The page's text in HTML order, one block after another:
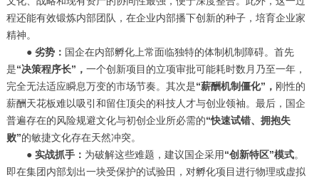
程还能有效锻炼内部团队，在企业内部播下创新的种子，培育企业家
精神。
●劣势： 国企在内部孵化上常面临独特的体制机制障碍。首先
是“决策程序长”， 一个创新项目的立项审批可能耗时数月乃至一年，
完全无法适应瞬息万变的市场节奏。其次是“薪酬机制僵化”， 刚性的
薪酬天花板难以吸引和留住顶尖的科技人才与创业领袖。最后，国企
普遍存在的风险规避文化与初创企业所必需的“快速试错、拥抱失
败”的敏捷文化存在天然冲突。
● 实战抓手： 为破解这些难题，建议国企采用“创新特区”模式。
即在集团内部划出一块受保护的试验田，对孵化项目进行物理或虚拟